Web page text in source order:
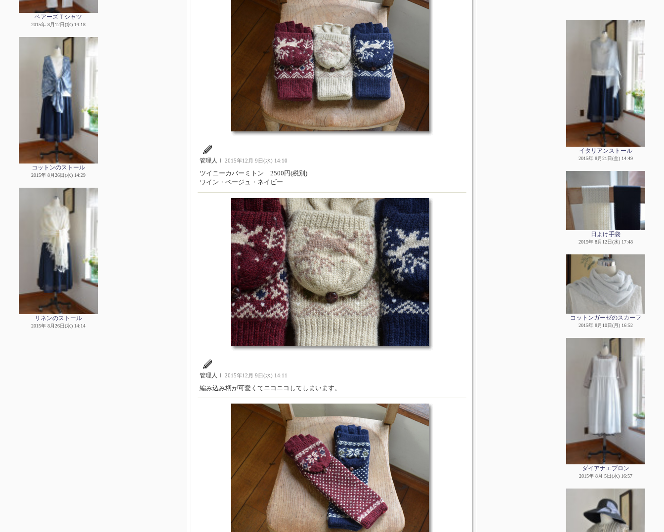
ベアーズＴシャツ
2015年 8月12日(水) 14:18
コットンのストール
2015年 8月26日(水) 14:29
リネンのストール
2015年 8月26日(水) 14:14
管理人Ｉ 2015年12月 9日(水) 14:10
ツイニーカバーミトン 2500円(税別)
ワイン・ベージュ・ネイビー
管理人Ｉ 2015年12月 9日(水) 14:11
編み込み柄が可愛くてニコニコしてしまいます。
イタリアンストール
2015年 8月21日(金) 14:49
日よけ手袋
2015年 8月12日(水) 17:48
コットンガーゼのスカーフ
2015年 8月10日(月) 16:52
ダイアナエプロン
2015年 8月 5日(水) 16:57